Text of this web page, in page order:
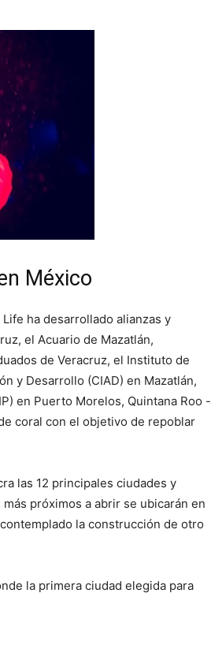
México
ha desarrollado alianzas y
el Acuario de Mazatlán,
de Veracruz, el Instituto de
y Desarrollo (CIAD) en Mazatlán,
en Puerto Morelos, Quintana Roo -
coral con el objetivo de repoblar
las 12 principales ciudades y
próximos a abrir se ubicarán en
la construcción de otro
la primera ciudad elegida para